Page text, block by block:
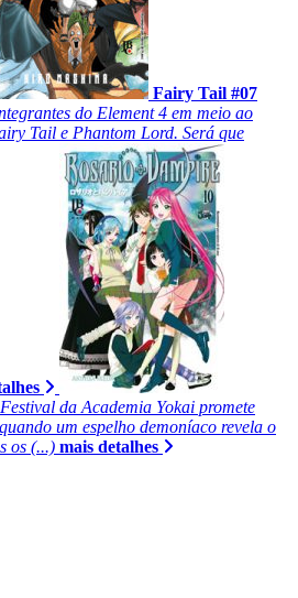
Fairy Tail #07
do Element 4 em meio ao
Tail e Phantom Lord. Será que
da Academia Yokai promete
um espelho demoníaco revela o
os (...) mais detalhes